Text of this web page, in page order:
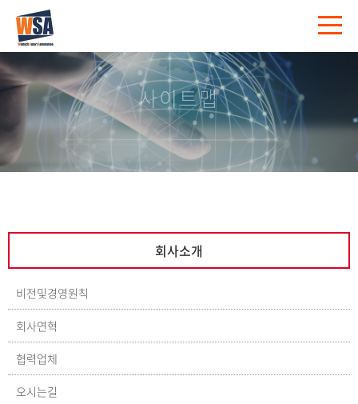
사이트맵
회사소개
비전및경영원칙
회사연혁
협력업체
오시는길